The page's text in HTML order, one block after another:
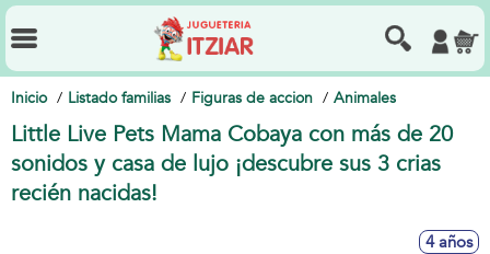
Inicio Listado familias Figuras de accion Animales
Little Live Pets Mama Cobaya con más de 20
sonidos y casa de lujo ¡descubre sus 3 crias
recién nacidas!
4 años